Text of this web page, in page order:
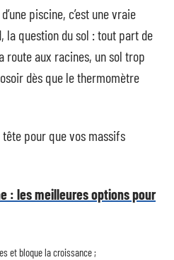
piscine, c’est une vraie
la question du sol : tout part de
route aux racines, un sol trop
dès que le thermomètre
pour que vos massifs
: les meilleures options pour
et bloque la croissance ;